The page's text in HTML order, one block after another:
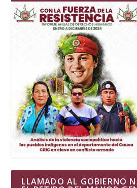
LLAMADO AL GOBIERNO